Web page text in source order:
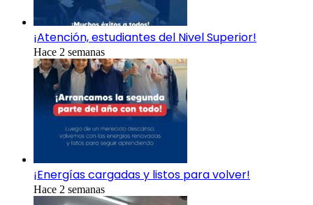
¡Atención, estudiantes del Nivel Superior!
Hace 2 semanas
¡Energías cargadas y listos para volver!
Hace 2 semanas